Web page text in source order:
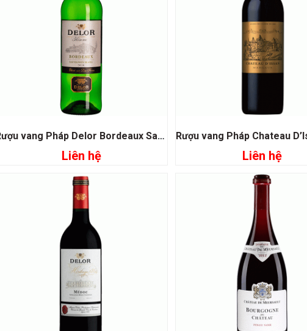
Đọc tiếp
Rượu vang Pháp Delor Bordeaux Sauvignon Blanc
Liên hệ
Đọc tiếp
Liên hệ